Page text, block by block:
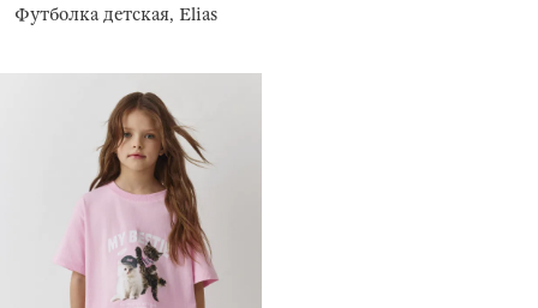
Футболка детская, Elias